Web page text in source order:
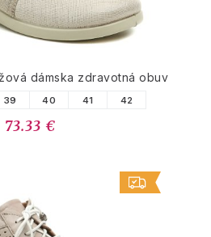
dámska zdravotná obuv
39 40 41 42
73.33 €